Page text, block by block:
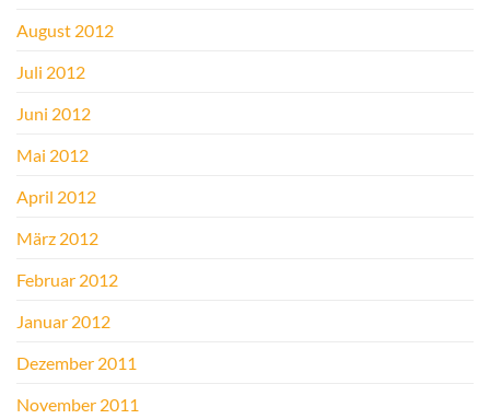
August 2012
Juli 2012
Juni 2012
Mai 2012
April 2012
März 2012
Februar 2012
Januar 2012
Dezember 2011
November 2011